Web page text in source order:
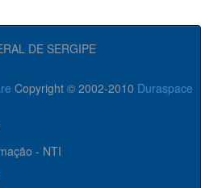
DE SERGIPE
Copyright © 2002-2010 Duraspace
- NTI